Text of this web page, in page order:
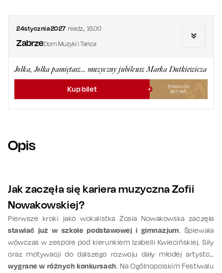
24stycznia2027 niedz., 16.00
ZabrzeDom Muzyki i Tańca
Jolka, Jolka pamiętasz… muzyczny jubileusz Marka Dutkiewicza
Kup bilet
ZYSKAJ OD
357 PKT
Opis
Jak zaczęła się kariera muzyczna Zofii
Nowakowskiej?
Pierwsze kroki jako wokalistka Zosia Nowakowska zaczęła
stawiać już w szkole podstawowej i gimnazjum. Śpiewała
wówczas w zespole pod kierunkiem Izabelli Kwiecińskiej. Siły
oraz motywacji do dalszego rozwoju dały młodej artystce
wygrane w różnych konkursach. Na Ogólnopolskim Festiwalu